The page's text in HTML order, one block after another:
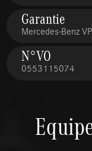
Garantie
Mercedes-Benz
N°VO
0553115074